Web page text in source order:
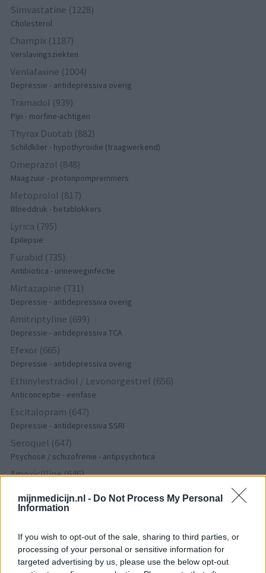
mijnmedicijn.nl - Do Not Process My Personal
Information
If you wish to opt-out of the sale, sharing to third parties, or
processing of your personal or sensitive information for
targeted advertising by us, please use the below opt-out
Simvastatine (1228)
Cholesterol
Champix (1187)
Verslavingsziekten
Venlafaxine (1004)
Depressie - antidepressiva overig
Tramadol (939)
Pijn - morfine-achtigen
Thyrax Duotab (882)
Schildklier - hypothyroidie (traagwerkend)
Omeprazol (848)
Maagzuur - protonpompremmers
Metoprolol (817)
Bloeddruk - betablokkers
Lyrica (795)
Epilepsie
Furabid (735)
Antibiotica - urineweginfectie
Mirtazapine (731)
Depressie - antidepressiva overig
Amitriptyline (699)
Depressie - antidepressiva TCA
Efexor (665)
Depressie - antidepressiva overig
Ethinylestradiol / Levonorgestrel (656)
Anticonceptie - eenfase
Escitalopram (647)
Depressie - antidepressiva SSRI
Seroquel (647)
Psychose / schizofrenie - antipsychotica
Amoxicilline (646)
Wellbutrin XR (646)
Metformine (620)
Diabetes (suikerziekte) - orale middelen
Implanon (hormoonimplantaat) (584)